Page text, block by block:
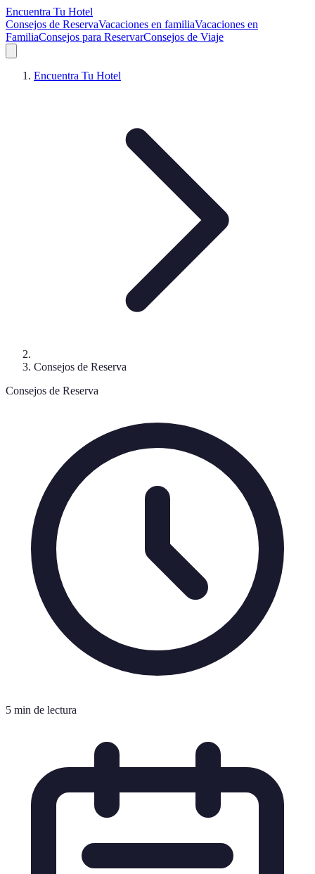
Encuentra Tu Hotel
Consejos de ReservaVacaciones en familiaVacaciones en
FamiliaConsejos para ReservarConsejos de Viaje
Encuentra Tu Hotel
Consejos de Reserva
Consejos de Reserva
5 min de lectura